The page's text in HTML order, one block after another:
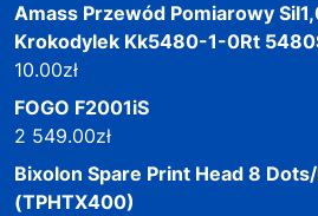
Amass Przewód Pomiarowy
Krokodylek Kk5480-1-0Rt
10.00zł
FOGO F2001iS
2 549.00zł
Bixolon Spare Print Head 8
(TPHTX400)